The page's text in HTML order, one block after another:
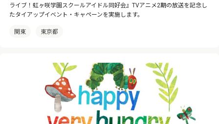
ライブ！虹ヶ咲学園スクールアイドル同好会』TVアニメ2期の放送を記念し
たタイアップイベント・キャペーンを実施します。
関東 東京都